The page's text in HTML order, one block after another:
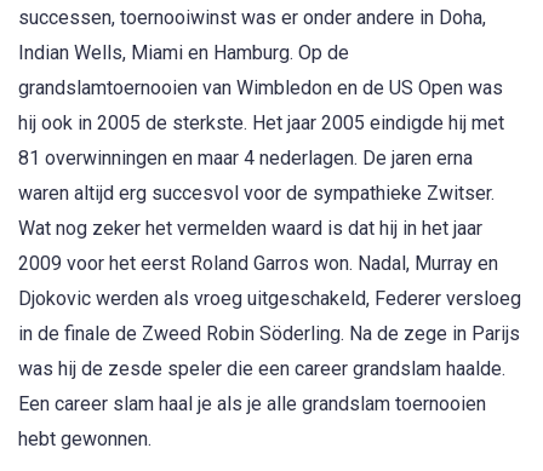
successen, toernooiwinst was er onder andere in Doha,
Indian Wells, Miami en Hamburg. Op de
grandslamtoernooien van Wimbledon en de US Open was
hij ook in 2005 de sterkste. Het jaar 2005 eindigde hij met
81 overwinningen en maar 4 nederlagen. De jaren erna
waren altijd erg succesvol voor de sympathieke Zwitser.
Wat nog zeker het vermelden waard is dat hij in het jaar
2009 voor het eerst Roland Garros won. Nadal, Murray en
Djokovic werden als vroeg uitgeschakeld, Federer versloeg
in de finale de Zweed Robin Söderling. Na de zege in Parijs
was hij de zesde speler die een career grandslam haalde.
Een career slam haal je als je alle grandslam toernooien
hebt gewonnen.